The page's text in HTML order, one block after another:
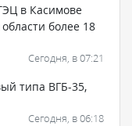
в Касимове
более 18
Сегодня, в 07:21
типа ВГБ-35,
Сегодня, в 06:18